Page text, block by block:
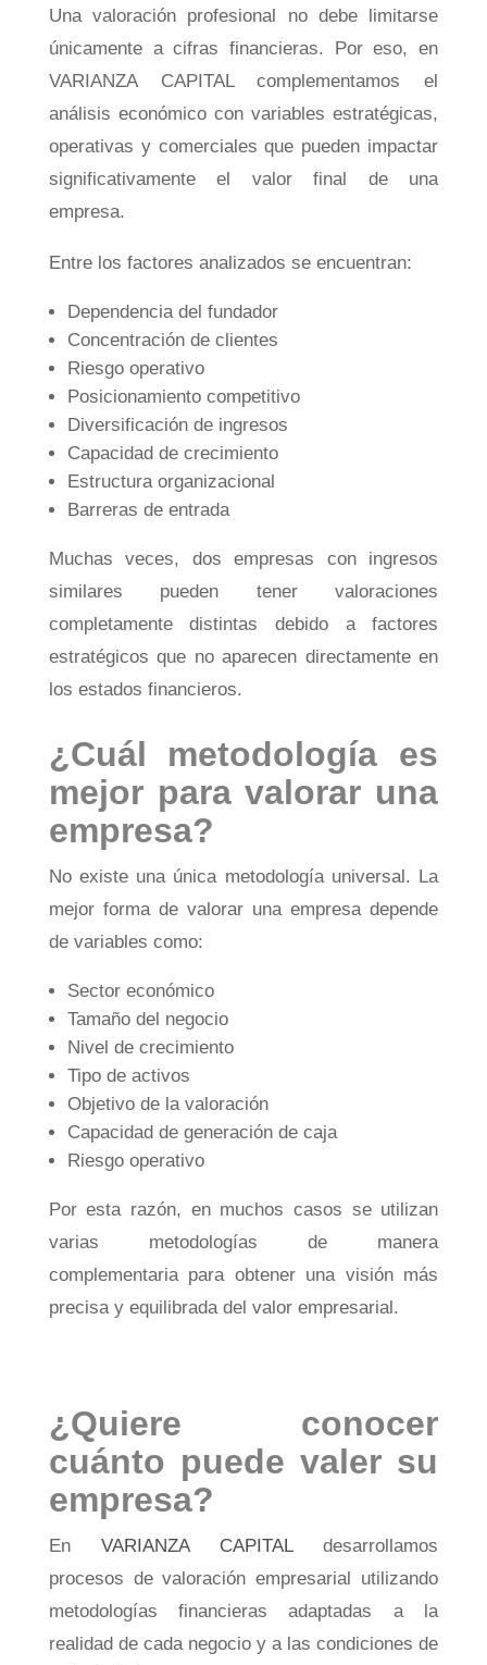
Una valoración profesional no debe limitarse
únicamente a cifras financieras. Por eso, en
VARIANZA CAPITAL complementamos el
análisis económico con variables estratégicas,
operativas y comerciales que pueden impactar
significativamente el valor final de una
empresa.
Entre los factores analizados se encuentran:
Dependencia del fundador
Concentración de clientes
Riesgo operativo
Posicionamiento competitivo
Diversificación de ingresos
Capacidad de crecimiento
Estructura organizacional
Barreras de entrada
Muchas veces, dos empresas con ingresos
similares pueden tener valoraciones
completamente distintas debido a factores
estratégicos que no aparecen directamente en
los estados financieros.
¿Cuál metodología es
mejor para valorar una
empresa?
No existe una única metodología universal. La
mejor forma de valorar una empresa depende
de variables como:
Sector económico
Tamaño del negocio
Nivel de crecimiento
Tipo de activos
Objetivo de la valoración
Capacidad de generación de caja
Riesgo operativo
Por esta razón, en muchos casos se utilizan
varias metodologías de manera
complementaria para obtener una visión más
precisa y equilibrada del valor empresarial.
¿Quiere conocer
cuánto puede valer su
empresa?
En VARIANZA CAPITALdesarrollamos
procesos de valoración empresarial utilizando
metodologías financieras adaptadas a la
realidad de cada negocio y a las condiciones de